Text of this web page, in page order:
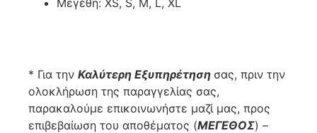
* Για την Καλύτερη Εξυπηρέτηση σας, πριν την
ολοκλήρωση της παραγγελίας σας,
παρακαλούμε επικοινωνήστε μαζί μας, προς
επιβεβαίωση του αποθέματος (ΜΕΓΕΘΟΣ) –